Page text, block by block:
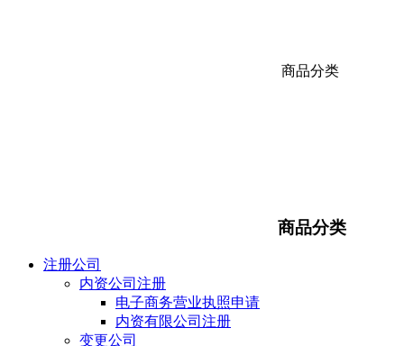
商品分类
商品分类
注册公司
内资公司注册
电子商务营业执照申请
内资有限公司注册
变更公司